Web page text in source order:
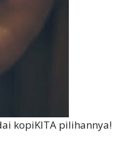
kopiKITA pilihannya!